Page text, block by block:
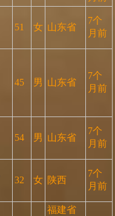
51 女 山东省
7个
月前
45 男 山东省
7个
月前
54 男 山东省
7个
月前
32 女 陕西
7个
月前
福建省